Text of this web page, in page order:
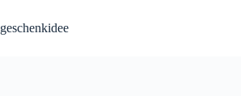
content
geschenkidee